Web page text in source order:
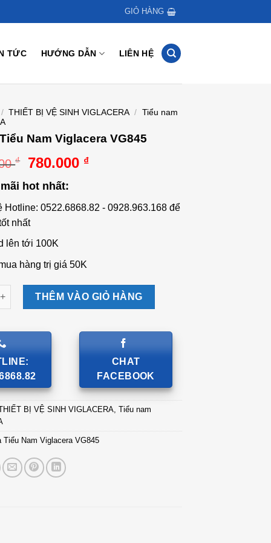
GIỎ HÀNG
TỨC HƯỚNG DẪN LIÊN HỆ
/ THIẾT BỊ VỆ SINH VIGLACERA / Tiểu nam
Nam Viglacera VG845
₫
Giá
là:
1.080.000 ₫.
780.000 ₫Giá
là:
hot nhất:
Hotline: 0522.6868.82 - 0928.963.168 để
nhất
lên tới 100K
hàng trị giá 50K
Nam Viglacera VG845 số lượng
THÊM VÀO GIỎ HÀNG
CHAT
FACEBOOK
BỊ VỆ SINH VIGLACERA,Tiểu nam
Tiểu Nam Viglacera VG845